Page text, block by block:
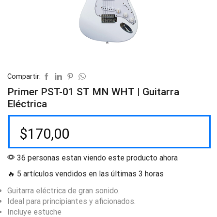
Compartir:
Primer PST-01 ST MN WHT | Guitarra
Eléctrica
$170,00
36 personas estan viendo este producto ahora
🔥 5 artículos vendidos en las últimas 3 horas
Guitarra eléctrica de gran sonido.
Ideal para principiantes y aficionados.
Incluye estuche